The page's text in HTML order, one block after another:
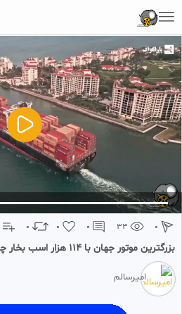
تبلیغ 1 از 2
0 0 0 33 0
بزرگترین موتور جهان با ۱۱۴ هزار اسب بخار چگونه کار می کند؟
بزرگترین موتور جهان با ۱۱۴ هزار اسب بخار چگونه کار می کند؟
امیرسالم